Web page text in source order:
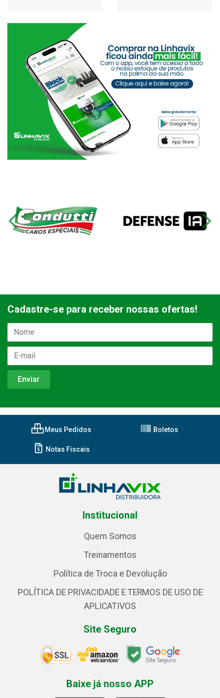
Cadastre-se para receber nossas ofertas!
Meus Pedidos Boletos
Notas Fiscais
Institucional
Quem Somos
Treinamentos
Política de Troca e Devolução
POLÍTICA DE PRIVACIDADE E TERMOS DE USO DE
APLICATIVOS
Site Seguro
Baixe já nosso APP